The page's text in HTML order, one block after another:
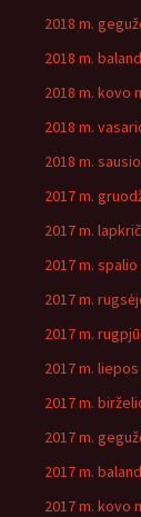
2018 m.
2018 m.
2018 m. kovo
2018 m.
2018 m.
2017 m.
2017 m.
2017 m. spalio
2017 m.
2017 m.
2017 m. liepos
2017 m.
2017 m.
2017 m.
2017 m. kovo